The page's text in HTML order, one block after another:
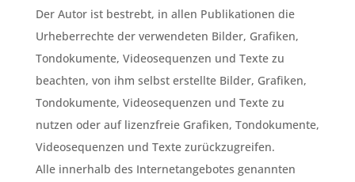
Der Autor ist bestrebt, in allen Publikationen die
Urheberrechte der verwendeten Bilder, Grafiken,
Tondokumente, Videosequenzen und Texte zu
beachten, von ihm selbst erstellte Bilder, Grafiken,
Tondokumente, Videosequenzen und Texte zu
nutzen oder auf lizenzfreie Grafiken, Tondokumente,
Videosequenzen und Texte zurückzugreifen.
Alle innerhalb des Internetangebotes genannten